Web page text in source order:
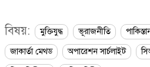
বিষয়: মুক্তিযুদ্ধ ভূরাজনীতি
জাকার্তা মেথড
অপারেশন সার্চলাইট